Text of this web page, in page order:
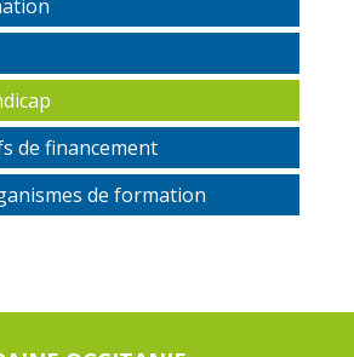
de financement
de formation